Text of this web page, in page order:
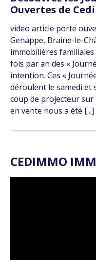
Ouvertes de
video article porte
Genappe, Braine-le-
immobilières
fois par an des «
intention. Ces «
déroulent le samedi et
coup de projecteur
en vente nous a été [...]
CEDIMMO